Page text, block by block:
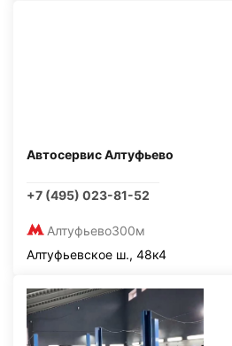
Автосервис Алтуфьево
+7 (495) 023-81-52
Алтуфьево300м
Алтуфьевское ш., 48к4